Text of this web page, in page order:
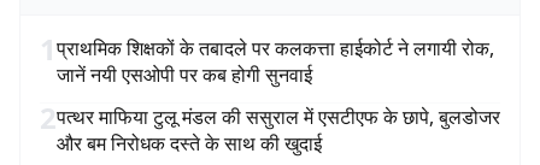
1प्राथमिक शिक्षकों के तबादले पर कलकत्ता हाईकोर्ट ने लगायी रोक,
जानें नयी एसओपी पर कब होगी सुनवाई
2पत्थर माफिया टुलू मंडल की ससुराल में एसटीएफ के छापे, बुलडोजर
और बम निरोधक दस्ते के साथ की खुदाई